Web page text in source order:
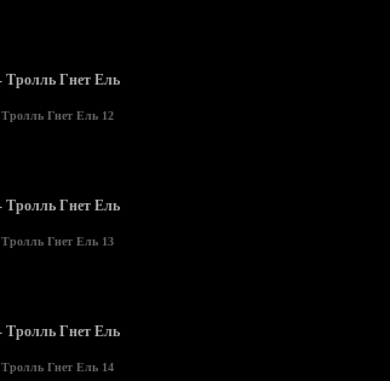
Тролль Гнет Ель 12
Тролль Гнет Ель 13
Тролль Гнет Ель 14